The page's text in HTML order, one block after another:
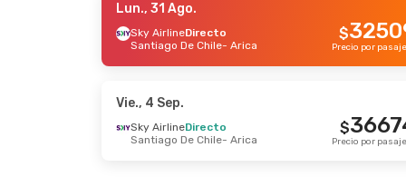
- Sáb., 10 Oct.
Directo
- Arica
48386
Lun., 24
- Lun., 7 Sep. Jue., 29
Lun., 31 Ago.
Sky AirlineDirecto
Santiago De Chile- Arica
$
Precio por
Vie., 4 Sep.
Sky AirlineDirecto
Santiago De Chile- Arica
$
Precio por